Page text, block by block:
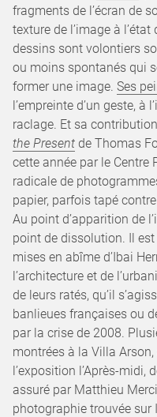
fragments de l’écran de
texture de l’image à
dessins sont volontiers
ou moins spontanés qui
former une image. Ses
l’empreinte d’un geste, à
raclage. Et sa
the Present de Thomas
cette année par le Centre
radicale de
papier, parfois tapé
Au point d’apparition de
point de dissolution. Il
mises en abîme d’Ibai
l’architecture et de
de leurs ratés, qu’il
banlieues françaises ou
par la crise de 2008.
montrées à la Villa
l’exposition l’Après-
assuré par Matthieu
photographie trouvée sur